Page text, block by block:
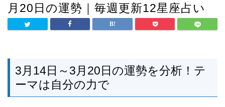
月20日の運勢｜毎週更新12星座占い
3月14日～3月20日の運勢を分析！テ
ーマは自分の力で